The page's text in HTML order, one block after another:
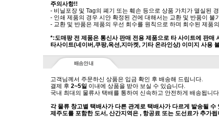
주의사항!!
- 비닐포장 및 Tag의 폐기 또는 훼손 등으로 상품 가치가 멸실된
- 인쇄 제품의 경우 시안 확정된 건에 대해서는 교환 및 반품이 불
- 교환 및 반품은 제품의 우선 회수를 원칙으로 하며 회수된 제품
*:도매팡 전 제품은 통신사 판매 전용 제품으로 타 사이트에 판매
타사이트(네이버,쿠팡,옥션,지마켓, 기타 온라인상) 이미지 사용
고객님께서 주문하신 상품은 입금 확인 후 배송해 드립니다.
결제 후 2~5일 이내에 상품을 받아 보실 수 있습니다.
국내 최대의 물류사 택배를 통하여 신속하고 안전하게 배송됩니
각 물류 창고별 택배사가 다른 관계로 택배사가 다르게 발송될 수
제주도를 포함한 도서, 산간지역은 , 항공료 또는 도선료가 추가됩